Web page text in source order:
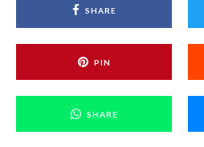
SHARE
PIN
SHARE